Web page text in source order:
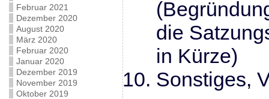
Februar 2021
Dezember 2020
August 2020
März 2020
Februar 2020
Januar 2020
Dezember 2019
November 2019
Oktober 2019
die
in Kürze)
Sonstiges,